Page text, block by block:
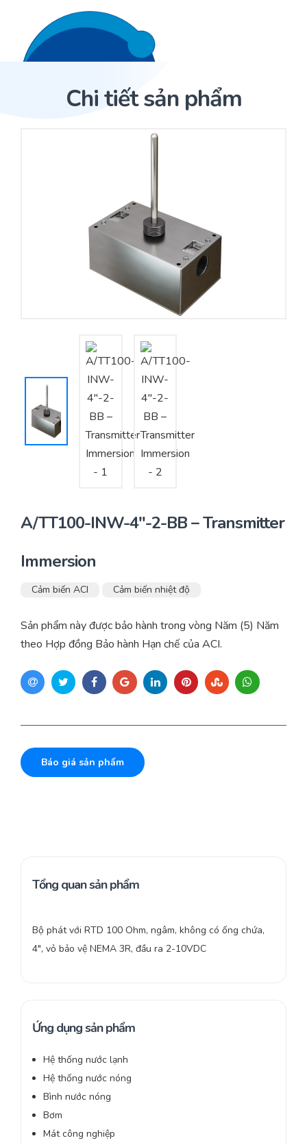
Trang Chủ
Nhà phân phối cảm biến
Nhà sản xuất thiết bị điều khiển
Cung cấp giải pháp quản lý cho toà nhà (BMS)
Tư vấn – Thiết kế – Cung cấp thiết bị HVAC
Tư vấn thiết kế, thi công tủ điều khiển
Thi công – Lắp đặt hệ thống HVAC
Chi tiết sản phẩm
Sản phẩm
A/TT100-INW-4″-2-BB – Transmitter
Immersion
Cảm biến ACI Cảm biến nhiệt độ
Sản phẩm này được bảo hành trong vòng Năm (5) Năm
theo Hợp đồng Bảo hành Hạn chế của ACI.
Báo giá sản phẩm
Tổng quan sản phẩm
Bộ phát với RTD 100 Ohm, ngâm, không có ống chứa,
4″, vỏ bảo vệ NEMA 3R, đầu ra 2-10VDC
Ứng dụng sản phẩm
Hệ thống nước lạnh
Hệ thống nước nóng
Bình nước nóng
Bơm
Mát công nghiệp